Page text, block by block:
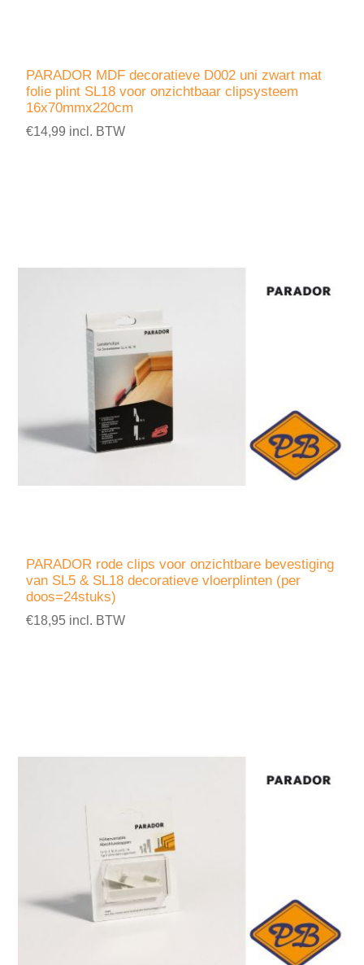
PARADOR MDF decoratieve D002 uni zwart mat
folie plint SL18 voor onzichtbaar clipsysteem
16x70mmx220cm
€14,99 incl. BTW
PARADOR rode clips voor onzichtbare bevestiging
van SL5 & SL18 decoratieve vloerplinten (per
doos=24stuks)
€18,95 incl. BTW